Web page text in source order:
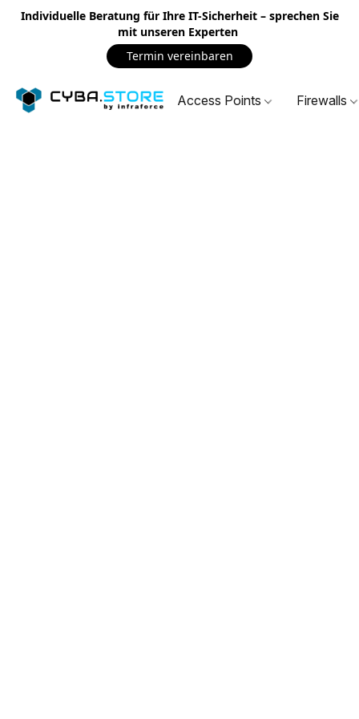
Individuelle Beratung für Ihre IT-Sicherheit – sprechen Sie
mit unseren Experten
Termin vereinbaren
Access Points Firewalls